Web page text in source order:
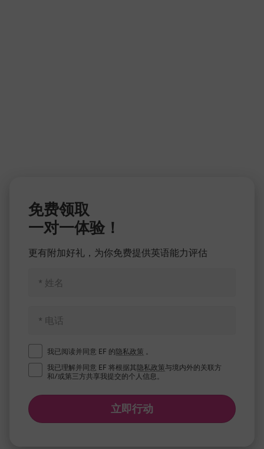
免费领取
一对一体验！
更有附加好礼，为你免费提供英语能力评估
我已阅读并同意 EF 的隐私政策 。
我已理解并同意 EF 将根据其隐私政策与境内外的关联方
和/或第三方共享我提交的个人信息。
立即行动